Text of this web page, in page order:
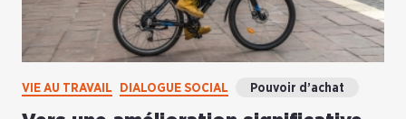
VIE AU TRAVAIL DIALOGUE SOCIAL Pouvoir d’achat